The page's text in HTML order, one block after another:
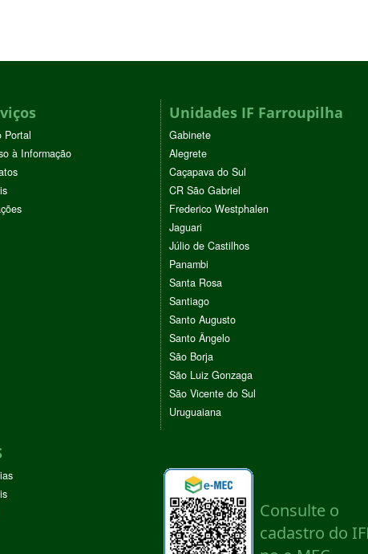
Portal
à Informação
Unidades IF Farroupilha
Gabinete
Alegrete
Caçapava do Sul
CR São Gabriel
Frederico Westphalen
Jaguari
Júlio de Castilhos
Panambi
Santa Rosa
Santiago
Santo Augusto
Santo Ângelo
São Borja
São Luiz Gonzaga
São Vicente do Sul
Uruguaiana